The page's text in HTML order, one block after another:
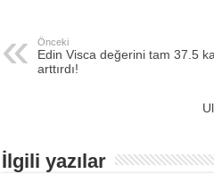
Önceki
Edin Visca değerini tam 37.5
arttırdı!
İlgili yazılar